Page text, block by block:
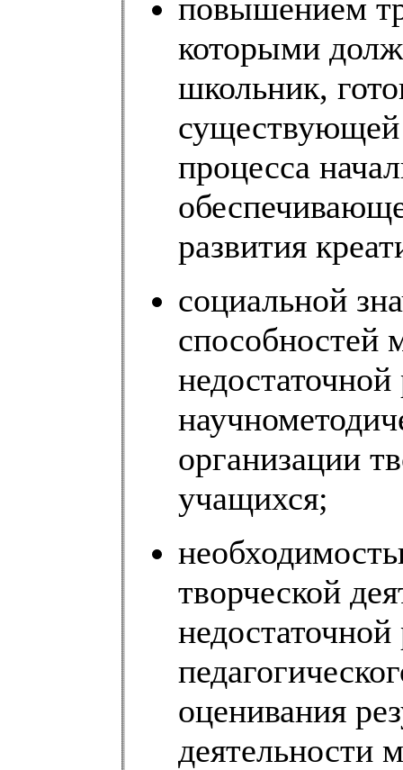
повышением
которыми
школьник,
существующей
процесса
развития
социальной
способностей
организации
учащихся;
творческой
оценивания
деятельности